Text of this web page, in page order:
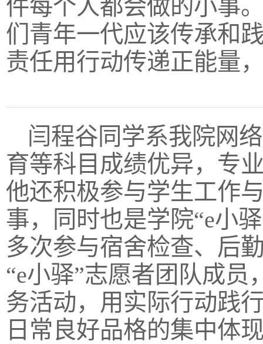
件每个人都会做的小事
们青年一代应该传承和
责任用行动传递正能量
闫程谷同学系我院网
育等科目成绩优异，专
他还积极参与学生工作
事，同时也是学院“e小
多次参与宿舍检查、后
“e小驿”志愿者团队成
务活动，用实际行动践
日常良好品格的集中体